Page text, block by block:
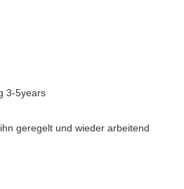
3-5years
geregelt und wieder arbeitend